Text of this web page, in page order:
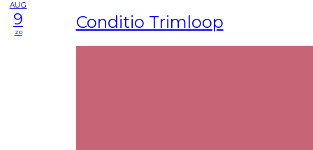
AUG
9
zo Conditio Trimloop